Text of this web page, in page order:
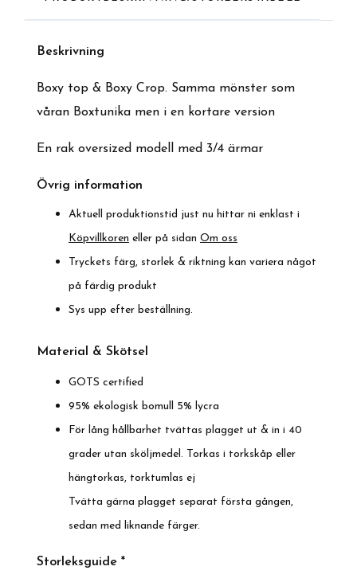
Beskrivning
Boxy top & Boxy Crop. Samma mönster som
våran Boxtunika men i en kortare version
En rak oversized modell med 3/4 ärmar
Övrig information
Aktuell produktionstid just nu hittar ni enklast i
Köpvillkoren eller på sidan Om oss
Tryckets färg, storlek & riktning kan variera något
på färdig produkt
Sys upp efter beställning.
Material & Skötsel
GOTS certified
95% ekologisk bomull 5% lycra
För lång hållbarhet tvättas plagget ut & in i 40
grader utan sköljmedel. Torkas i torkskåp eller
hängtorkas, torktumlas ej
Tvätta gärna plagget separat första gången,
sedan med liknande färger.
Storleksguide *